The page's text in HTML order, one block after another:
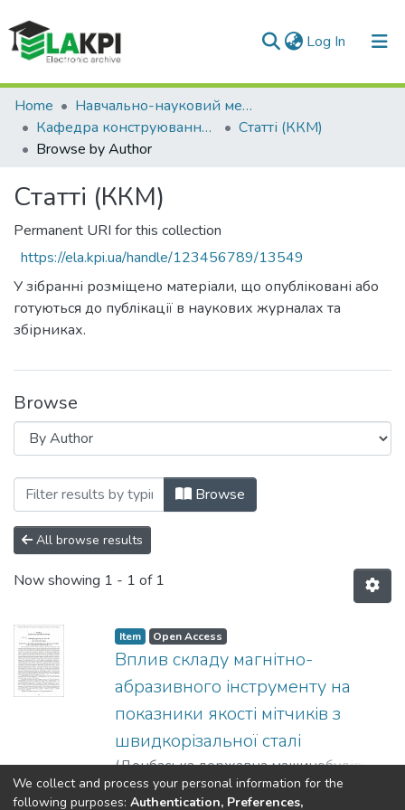
Log In (current)
Communities & Collections
All of DSpace
Home
Навчально-науковий механіко-машинобудівний інститут (НН ММІ)
Кафедра конструювання машин (ККМ)
Статті (ККМ)
Browse by Author
Статті (ККМ)
Permanent URI for this collection
https://ela.kpi.ua/handle/123456789/13549
У зібранні розміщено матеріали, що опубліковані або
готуються до публікації в наукових журналах та
збірниках.
Browse
Browsing Статті (ККМ) by Author
Browse
All browse results
Now showing 1 - 1 of 1
Item Open Access
Вплив складу магнітно-
абразивного інструменту на
показники якості мітчиків з
швидкорізальної сталі
(Донбаська державна машинобудівна
академія,2015)Майборода, Віктор
Show more
We collect and process your personal information for the
following purposes: Authentication, Preferences,